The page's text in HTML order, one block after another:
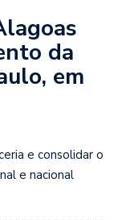
da
em
e consolidar o
e nacional